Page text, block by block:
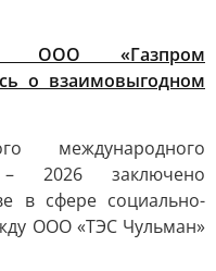
ООО «Газпром
о взаимовыгодном
международного
– 2026 заключено
в сфере социально-
ООО «ТЭС Чульман»